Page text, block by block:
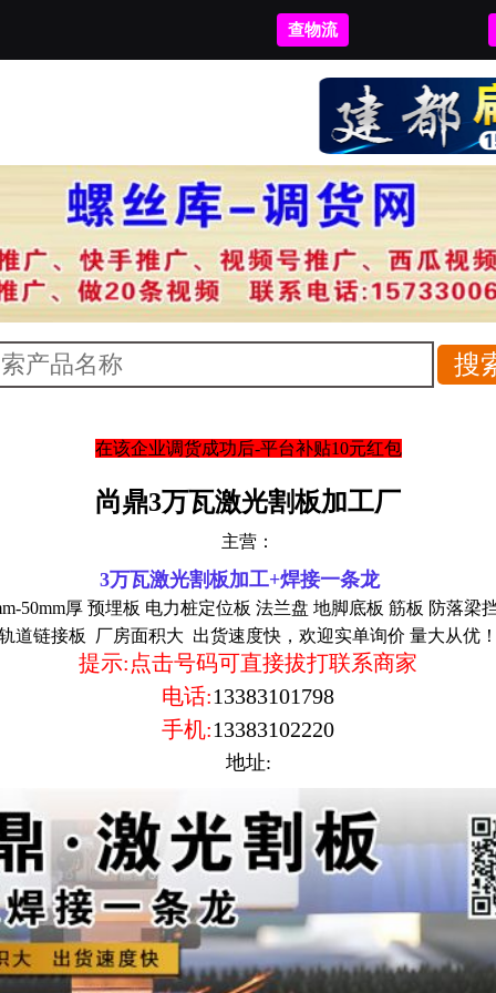
查物流
在该企业调货成功后-平台补贴10元红包
尚鼎3万瓦激光割板加工厂
主营：
3万瓦激光割板加工+焊接一条龙
50mm厚 预埋板 电力桩定位板 法兰盘 地脚底板 筋板 防落梁
道链接板 厂房面积大 出货速度快，欢迎实单询价 量大从优
提示:点击号码可直接拔打联系商家
电话:13383101798
手机:13383102220
地址: